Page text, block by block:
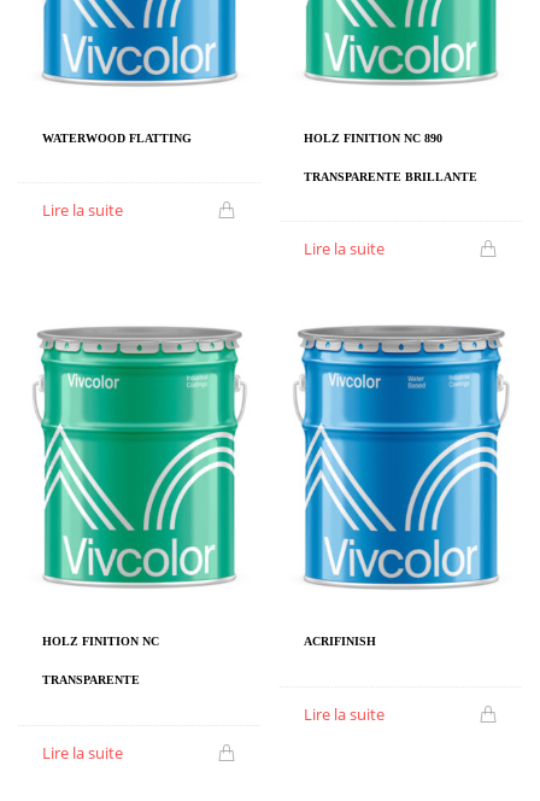
WATERWOOD FLATTING
Lire la suite
HOLZ FINITION NC 890
TRANSPARENTE BRILLANTE
Lire la suite
HOLZ FINITION NC
TRANSPARENTE
Lire la suite
ACRIFINISH
Lire la suite